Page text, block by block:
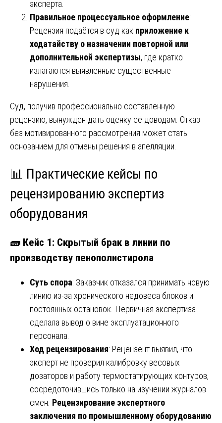
эксперта.
Правильное процессуальное оформление:
Рецензия подаётся в суд как приложение к
ходатайству о назначении повторной или
дополнительной экспертизы, где кратко
излагаются выявленные существенные
нарушения.
Суд, получив профессионально составленную
рецензию, вынужден дать оценку её доводам. Отказ
без мотивированного рассмотрения может стать
основанием для отмены решения в апелляции.
📊 Практические кейсы по
рецензированию экспертиз
оборудования
🧱 Кейс 1: Скрытый брак в линии по
производству пенополистирола
Суть спора: Заказчик отказался принимать новую
линию из-за хронического недовеса блоков и
постоянных остановок. Первичная экспертиза
сделала вывод о вине эксплуатационного
персонала.
Ход рецензирования: Рецензент выявил, что
эксперт не проверил калибровку весовых
дозаторов и работу термостатирующих контуров,
сосредоточившись только на изучении журналов
смен. Рецензирование экспертного
заключения по промышленному оборудованию